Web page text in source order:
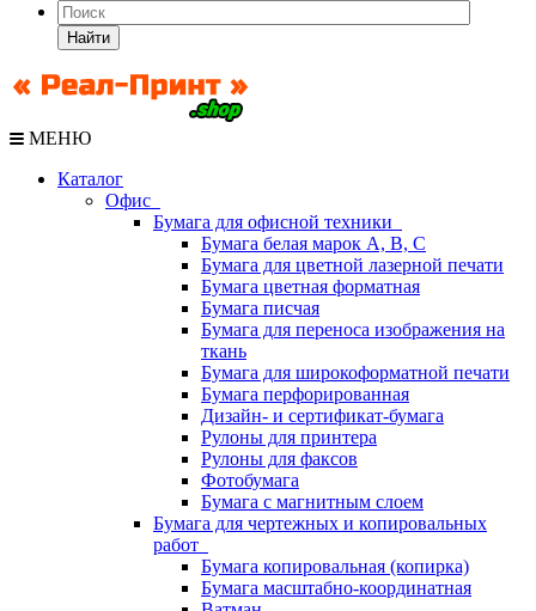
Найти
МЕНЮ
Каталог
Офис
Бумага для офисной техники
Бумага белая марок А, В, С
Бумага для цветной лазерной печати
Бумага цветная форматная
Бумага писчая
Бумага для переноса изображения на
ткань
Бумага для широкоформатной печати
Бумага перфорированная
Дизайн- и сертификат-бумага
Рулоны для принтера
Рулоны для факсов
Фотобумага
Бумага с магнитным слоем
Бумага для чертежных и копировальных
работ
Бумага копировальная (копирка)
Бумага масштабно-координатная